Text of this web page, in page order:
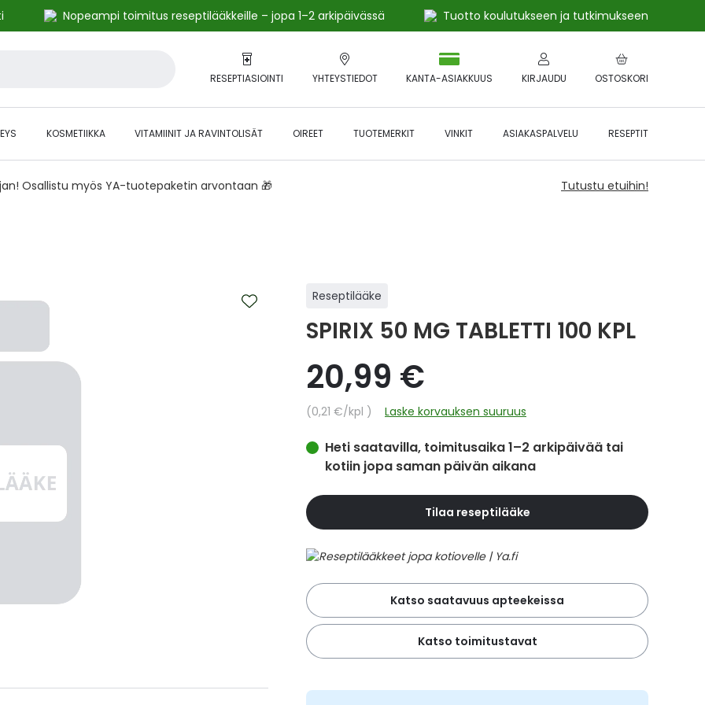
Nopeampi toimitus reseptilääkkeille – jopa 1–2 arkipäivässä
Tuotto koulutukseen ja tutkimukseen
RESEPTIASIOINTI YHTEYSTIEDOT OSTOSKORI
KANTA-ASIAKKUUS KIRJAUDU
KOSMETIIKKA VITAMIINIT JA RAVINTOLISÄT OIREET TUOTEMERKIT VINKIT ASIAKASPALVELU RESEPTIT
Osallistu myös YA-tuotepaketin arvontaan 🎁 Tutustu etuihin!
Reseptilääke
SPIRIX 50 MG TABLETTI 100 KPL
20,99 €
Yksikköhinta
0,21 €/kpl Laske korvauksen suuruus
Heti saatavilla, toimitusaika 1–2 arkipäivää tai
kotiin jopa saman päivän aikana
Tilaa reseptilääke
Katso saatavuus apteekeissa
Katso toimitustavat